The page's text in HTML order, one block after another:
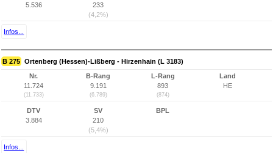
5.536
233
(4,2%)
Infos...
B 275 Ortenberg (Hessen)-Lißberg - Hirzenhain (L 3183)
Nr.
11.724
(11.733)
B-Rang
9.191
(6.789)
L-Rang
893
(874)
Land
HE
DTV
3.884
SV
210
(5,4%)
BPL
Infos...